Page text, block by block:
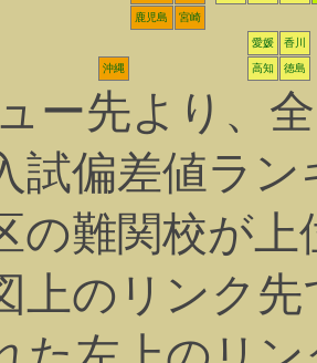
鹿児島 宮崎
愛媛 香川
沖縄 高知 徳島
ー先より、
試偏差値ラ
の難関校が
上のリンク